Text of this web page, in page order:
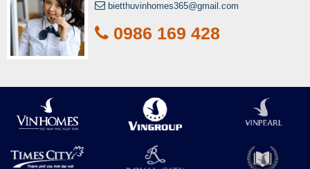
bietthuvinhomes365@gmail.com
0986 169 428